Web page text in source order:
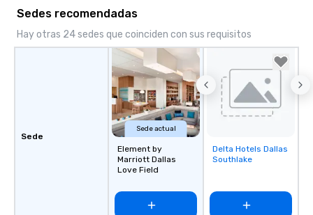
Sedes recomendadas
Hay otras 24 sedes que coinciden con sus requisitos
Sede
Sede actual
Element by
Marriott Dallas
Love Field
Removed from
favorites
Delta Hotels Dallas
Southlake